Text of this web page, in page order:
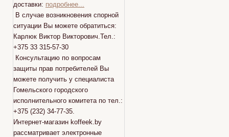
доставки: подробнее...
В случае возникновения спорной
ситуации Вы можете обратиться:
Карлюк Виктор Викторович.Тел.:
+375 33 315-57-30
Консультацию по вопросам
защиты прав потребителей Вы
можете получить у специалиста
Гомельского городского
исполнительного комитета по тел.:
+375 (232) 34-77-35.
Интернет-магазин koffeek.by
рассматривает электронные